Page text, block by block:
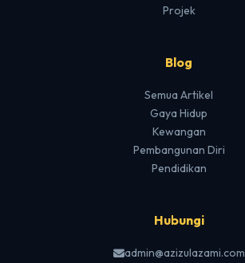
Projek
Blog
Semua Artikel
Gaya Hidup
Kewangan
Pembangunan Diri
Pendidikan
Hubungi
admin@azizulazami.com